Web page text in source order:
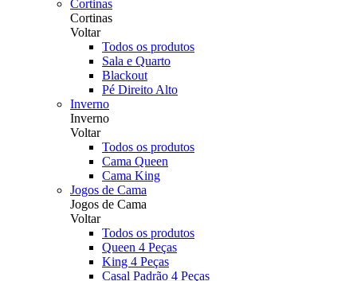
Cortinas
Cortinas
Voltar
Todos os produtos
Sala e Quarto
Blackout
Pé Direito Alto
Inverno
Inverno
Voltar
Todos os produtos
Cama Queen
Cama King
Jogos de Cama
Jogos de Cama
Voltar
Todos os produtos
Queen 4 Peças
King 4 Peças
Casal Padrão 4 Peças